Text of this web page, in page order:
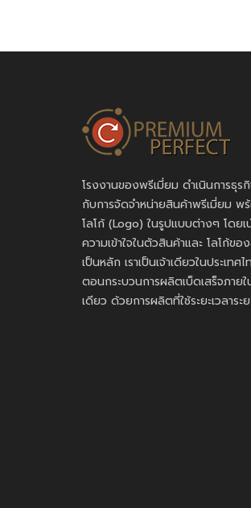
โรงงานของพรีเมี่ยม ดำเนินการธุร
กับการจัดจำหน่ายสินค้าพรีเมี่ยม พ
โลโก้ (Logo) ในรูปแบบต่างๆ โดย
ความเข้าใจในตัวสินค้าและ โลโก้ขอ
เป็นหลัก เราเป็นเจ้าเดียวในประเทศ
ตอนกระบวนการผลิตเบ็ดเสร็จภาย
เดียว ด้วยการผลิตที่ใช้ระยะเวลาระ